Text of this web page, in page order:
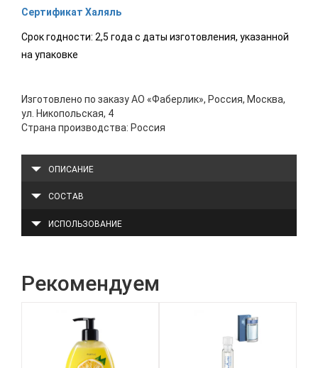
Сертификат Халяль
Срок годности: 2,5 года с даты изготовления, указанной
на упаковке
Изготовлено по заказу АО «Фаберлик», Россия, Москва,
ул. Никопольская, 4
Страна производства: Россия
ОПИСАНИЕ
СОСТАВ
ИСПОЛЬЗОВАНИЕ
Рекомендуем